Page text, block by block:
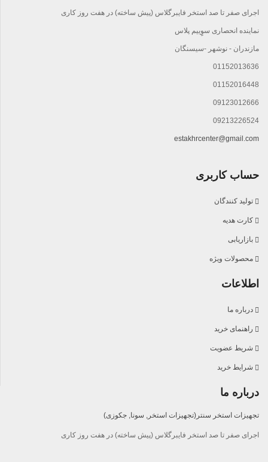
اجرای صفر تا صد استخر فایبرگلاس (پیش ساخته) در هفت روز کاری
نماینده انحصاری سوِِییم پلاس
مازندران - نوشهر -سیسنگان
01152013636
01152016448
09123012666
09213226524
estakhrcenter@gmail.com
حساب کاربری
تولید کنندگان
کارت هدیه
بازاریابی
محصولات ویژه
اطلاعات
درباره ما
راهنمای خرید
شریط عضویت
شرایط خرید
درباره ما
تجهیزات استخر سنتر(تجهیزات استخر, سونا, جکوزی)
اجرای صفر تا صد استخر فایبرگلاس (پیش ساخته) در هفت روز کاری